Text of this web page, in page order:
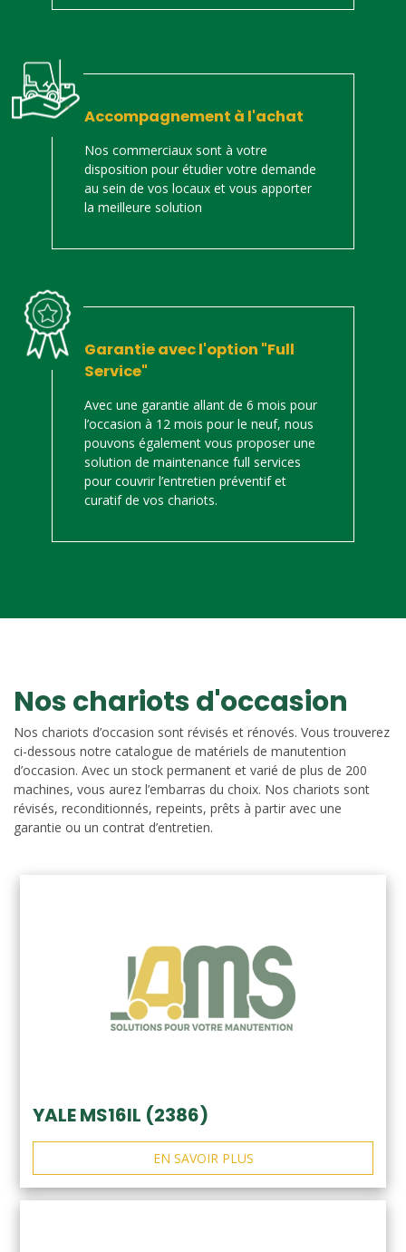
Accompagnement à l'achat
Nos commerciaux sont à votre
disposition pour étudier votre demande
au sein de vos locaux et vous apporter
la meilleure solution
Garantie avec l'option "Full
Service"
Avec une garantie allant de 6 mois pour
l’occasion à 12 mois pour le neuf, nous
pouvons également vous proposer une
solution de maintenance full services
pour couvrir l’entretien préventif et
curatif de vos chariots.
Nos chariots d'occasion
Nos chariots d’occasion sont révisés et rénovés. Vous trouverez
ci-dessous notre catalogue de matériels de manutention
d’occasion. Avec un stock permanent et varié de plus de 200
machines, vous aurez l’embarras du choix. Nos chariots sont
révisés, reconditionnés, repeints, prêts à partir avec une
garantie ou un contrat d’entretien.
YALE MS16IL (2386)
EN SAVOIR PLUS